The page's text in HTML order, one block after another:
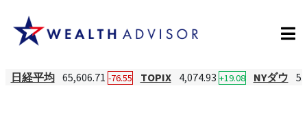
日経平均 65,606.71 -76.55 TOPIX 4,074.93 +19.08 NYダウ